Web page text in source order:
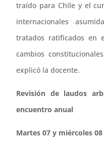
traído para Chile y el
internacionales
tratados ratificados en
cambios
explicó la docente.
Revisión de laudos
encuentro anual
Martes 07 y miércoles